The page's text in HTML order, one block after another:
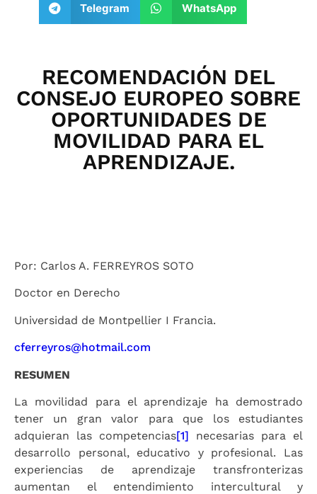
Telegram WhatsApp
RECOMENDACIÓN DEL
CONSEJO EUROPEO SOBRE
OPORTUNIDADES DE
MOVILIDAD PARA EL
APRENDIZAJE.
Por: Carlos A. FERREYROS SOTO
Doctor en Derecho
Universidad de Montpellier I Francia.
cferreyros@hotmail.com
RESUMEN
La movilidad para el aprendizaje ha demostrado
tener un gran valor para que los estudiantes
adquieran las competencias[1] necesarias para el
desarrollo personal, educativo y profesional. Las
experiencias de aprendizaje transfronterizas
aumentan el entendimiento intercultural y